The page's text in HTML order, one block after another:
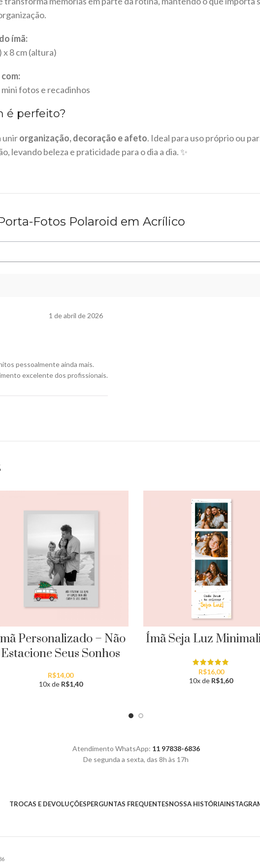
ímã:
x 8 cm (altura)
fotos e recadinhos
é perfeito?
unirorganização, decoração e afeto. Ideal para uso próprio ou
levando beleza e praticidade para o dia a dia. ✨
Fotos Polaroid em Acrílico
1 de abril de 2026
pessoalmente ainda mais.
excelente dos profissionais.
Personalizado – Não
Estacione Seus Sonhos
R$14,00
10x de R$1,40
Ímã Seja Luz
R$16,00
10x de R$1,60
Atendimento WhatsApp: 11 97838-6836
De segunda a sexta, das 8h às 17h
TROCAS E DEVOLUÇÕESPERGUNTAS FREQUENTESNOSSA HISTÓRIA